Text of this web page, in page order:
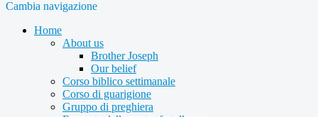
Cambia navigazione
Home
About us
Brother Joseph
Our belief
Corso biblico settimanale
Corso di guarigione
Gruppo di preghiera